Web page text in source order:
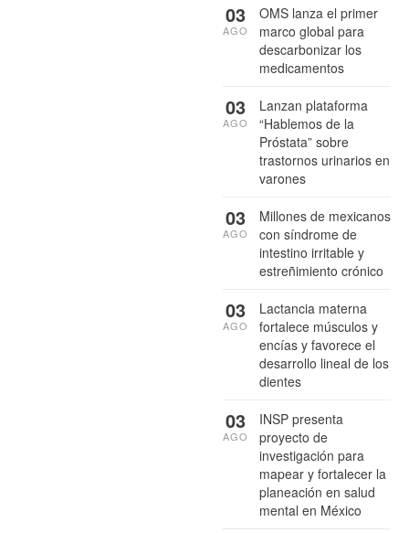
OMS lanza el primer
marco global para
descarbonizar los
medicamentos
03
AGO
Lanzan plataforma
“Hablemos de la
Próstata” sobre
trastornos urinarios en
varones
03
AGO
Millones de mexicanos
con síndrome de
intestino irritable y
estreñimiento crónico
03
AGO
Lactancia materna
fortalece músculos y
encías y favorece el
desarrollo lineal de los
dientes
03
AGO
INSP presenta
proyecto de
investigación para
mapear y fortalecer la
planeación en salud
mental en México
03
AGO